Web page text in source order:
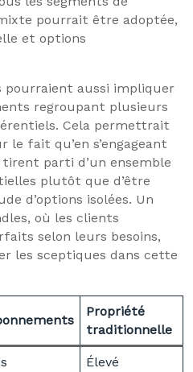
pourrait être adoptée,
et options
pourraient aussi impliquer
regroupant plusieurs
Cela permettrait
fait qu’en s’engageant
parti d’un ensemble
plutôt que d’être
d’options isolées. Un
où les clients
selon leurs besoins,
les sceptiques dans cette
Propriété
traditionnelle
Élevé